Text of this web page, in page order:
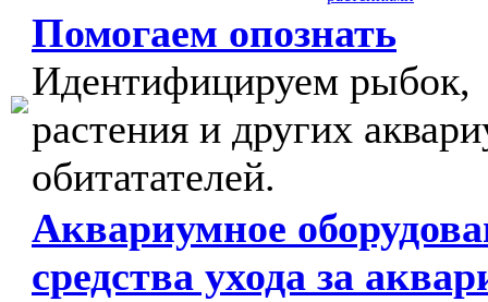
Помогаем опознать
Идентифицируем рыбок,
растения и других
обитатателей.
Аквариумное
средства ухода за